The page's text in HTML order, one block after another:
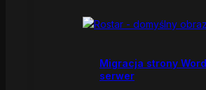
Migracja strony
serwer